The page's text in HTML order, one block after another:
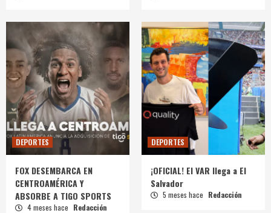
DEPORTES
FOX DESEMBARCA EN
CENTROAMÉRICA Y
ABSORBE A TIGO SPORTS
4 meses hace Redacción
DEPORTES
¡OFICIAL! El VAR llega a El
Salvador
5 meses hace Redacción